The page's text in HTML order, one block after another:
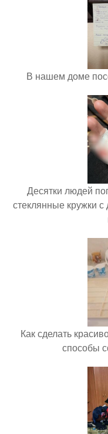
В нашем доме
Десятки людей
стеклянные кружки
Как сделать
способы